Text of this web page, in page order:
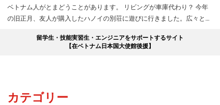
ベトナム人がとまどうことがあります。 リビングが車庫代わり？ 今年
の旧正月、友人が購入したハノイの別荘に遊びに行きました。広々とし
自慢の家でした。リビングルームで夜中まで食べたり飲んだり話したり
留学生・技能実習生・エンジニアをサポートするサイト
【在ベトナム日本国大使館後援】
カテゴリー